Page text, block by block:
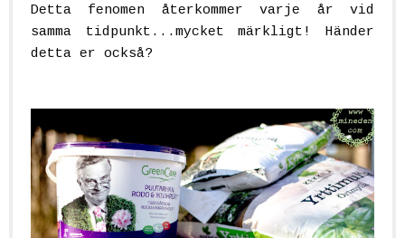
Detta fenomen återkommer varje år vid
samma tidpunkt...mycket märkligt! Händer
detta er också?